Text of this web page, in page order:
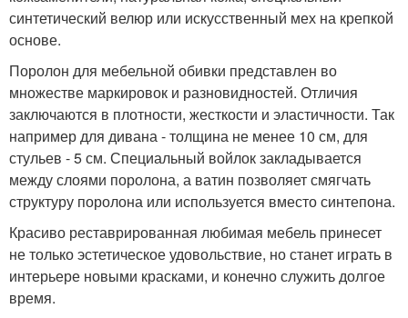
синтетический велюр или искусственный мех на крепкой
основе.
Поролон для мебельной обивки представлен во
множестве маркировок и разновидностей. Отличия
заключаются в плотности, жесткости и эластичности. Так
например для дивана - толщина не менее 10 см, для
стульев - 5 см. Специальный войлок закладывается
между слоями поролона, а ватин позволяет смягчать
структуру поролона или используется вместо синтепона.
Красиво реставрированная любимая мебель принесет
не только эстетическое удовольствие, но станет играть в
интерьере новыми красками, и конечно служить долгое
время.